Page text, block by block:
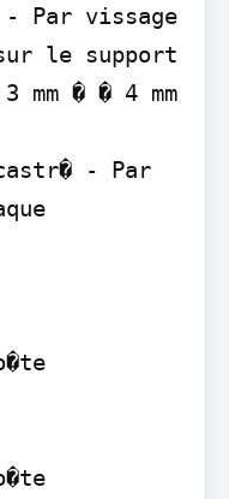
Par vissage
le support
� � 4 mm